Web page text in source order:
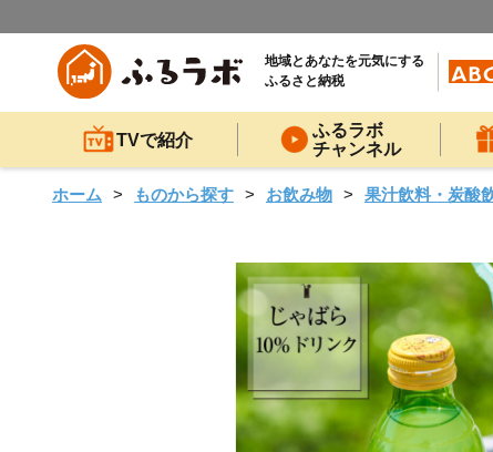
地域とあなたを元気にする
ふるさと納税
TVで紹介
ふるラボ
チャンネル
ホーム ものから探す お飲み物 果汁飲料・炭酸